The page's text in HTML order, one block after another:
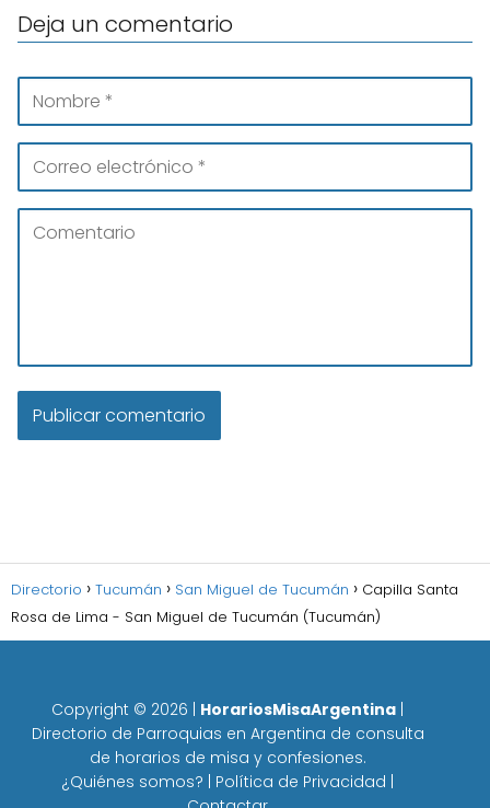
Deja un comentario
Directorio Tucumán San Miguel de Tucumán
Capilla Santa
Rosa de Lima - San Miguel de Tucumán (Tucumán)
Copyright © 2026 HorariosMisaArgentina
Directorio de Parroquias en Argentina de consulta
de horarios de misa y confesiones.
¿Quiénes somos?
Política de Privacidad